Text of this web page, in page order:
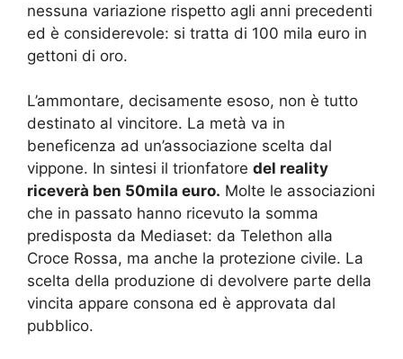
nessuna variazione rispetto agli anni precedenti
ed è considerevole: si tratta di 100 mila euro in
gettoni di oro.
L’ammontare, decisamente esoso, non è tutto
destinato al vincitore. La metà va in
beneficenza ad un’associazione scelta dal
vippone. In sintesi il trionfatore del reality
riceverà ben 50mila euro. Molte le associazioni
che in passato hanno ricevuto la somma
predisposta da Mediaset: da Telethon alla
Croce Rossa, ma anche la protezione civile. La
scelta della produzione di devolvere parte della
vincita appare consona ed è approvata dal
pubblico.